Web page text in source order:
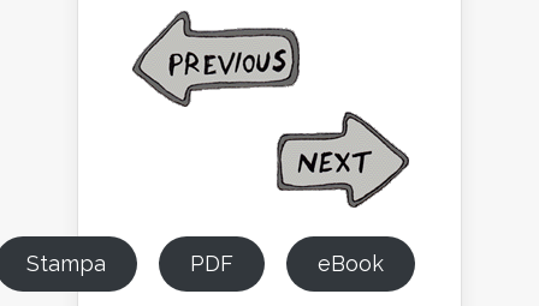
Stampa PDF eBook